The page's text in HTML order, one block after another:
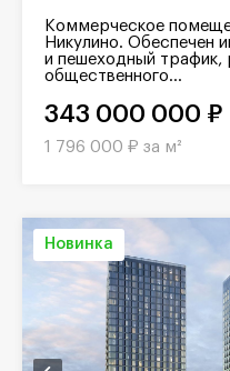
Коммерческое
Никулино. Обеспечен
и пешеходный трафик,
общественного...
343 000 000 ₽
1 796 000 ₽ за м²
Новинка